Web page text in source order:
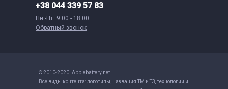
+38 044 339 57 83
Пн.-Пт. 9:00 - 18:00
Обратный звонок
© 2010-2020. Applebattery.net
Все виды контента: логотипы, названия ТМ и ТЗ, технологии и